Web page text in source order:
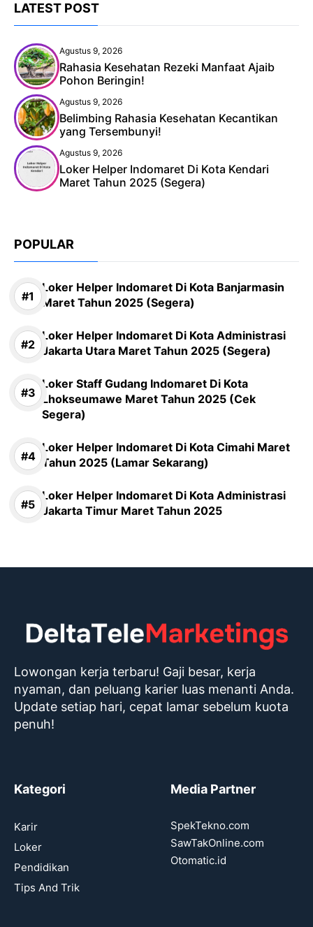
LATEST POST
Agustus 9, 2026
Rahasia Kesehatan Rezeki Manfaat Ajaib
Pohon Beringin!
Agustus 9, 2026
Belimbing Rahasia Kesehatan Kecantikan
yang Tersembunyi!
Agustus 9, 2026
Loker Helper Indomaret Di Kota Kendari
Maret Tahun 2025 (Segera)
POPULAR
Loker Helper Indomaret Di Kota Banjarmasin
Maret Tahun 2025 (Segera)
Loker Helper Indomaret Di Kota Administrasi
Jakarta Utara Maret Tahun 2025 (Segera)
Loker Staff Gudang Indomaret Di Kota
Lhokseumawe Maret Tahun 2025 (Cek
Segera)
Loker Helper Indomaret Di Kota Cimahi Maret
Tahun 2025 (Lamar Sekarang)
Loker Helper Indomaret Di Kota Administrasi
Jakarta Timur Maret Tahun 2025
Lowongan kerja terbaru! Gaji besar, kerja
nyaman, dan peluang karier luas menanti Anda.
Update setiap hari, cepat lamar sebelum kuota
penuh!
Kategori
Karir
Loker
Pendidikan
Tips And Trik
Media Partner
SpekTekno.com
SawTakOnline.com
Otomatic.id